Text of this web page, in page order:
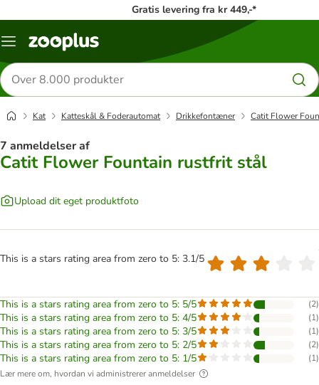
Gratis levering fra kr 449,-*
Menu
Søg
efter
produkter
Kat Katteskål & Foderautomat Drikkefontæner Catit Flower
7 anmeldelser af
Catit Flower Fountain rustfrit stål
Upload dit eget produktfoto
This is a stars rating area from zero to 5: 3.1/5
This is a stars rating area from zero to 5: 5/5 (2)
This is a stars rating area from zero to 5: 4/5 (1)
This is a stars rating area from zero to 5: 3/5 (1)
This is a stars rating area from zero to 5: 2/5 (2)
This is a stars rating area from zero to 5: 1/5 (1)
Lær mere om, hvordan vi administrerer anmeldelser